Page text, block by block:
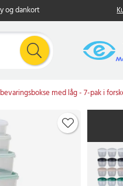
og dankort
med låg - 7-pak i